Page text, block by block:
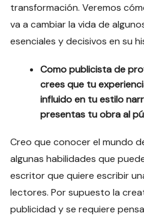
transformación. Veremos
va a cambiar la vida de
esenciales y decisivos en su
Como publicista de
crees que tu
influido en tu estilo
presentas tu obra al
Creo que conocer el mundo
algunas habilidades que
escritor que quiere escribir
lectores. Por supuesto la
publicidad y se requiere